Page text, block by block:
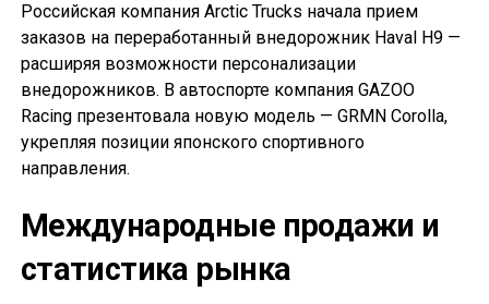
Российская компания Arctic Trucks начала прием
заказов на переработанный внедорожник Haval H9 —
расширяя возможности персонализации
внедорожников. В автоспорте компания GAZOO
Racing презентовала новую модель — GRMN Corolla,
укрепляя позиции японского спортивного
направления.
Международные продажи и
статистика рынка